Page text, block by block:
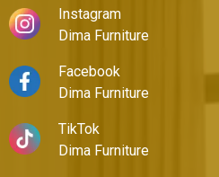
Instagram
Dima Furniture
Facebook
Dima Furniture
TikTok
Dima Furniture